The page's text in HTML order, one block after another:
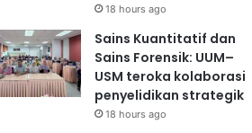
18 hours ago
Sains Kuantitatif dan
Sains Forensik: UUM–
USM teroka kolaborasi
penyelidikan strategik
18 hours ago